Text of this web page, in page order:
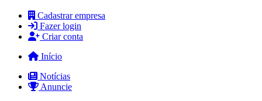
Cadastrar empresa
Fazer login
Criar conta
Início
Notícias
Anuncie